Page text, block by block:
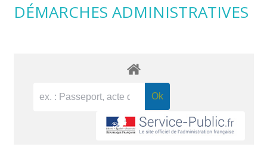
DÉMARCHES ADMINISTRATIVES